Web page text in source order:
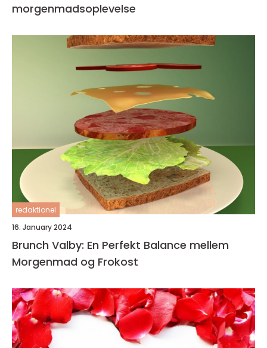
morgenmadsoplevelse
redaktionel
16. January 2024
Brunch Valby: En Perfekt Balance mellem
Morgenmad og Frokost